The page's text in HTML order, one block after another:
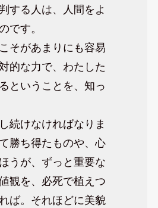
する人は、人間をよ
です。
そがあまりにも容易
的な力で、わたした
ということを、知っ
続けなければなりま
勝ち得たものや、心
うが、ずっと重要な
観を、必死で植えつ
ば。それほどに美貌